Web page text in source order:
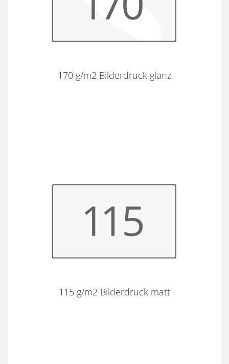
170 g/m2 Bilderdruck glanz
115 g/m2 Bilderdruck matt